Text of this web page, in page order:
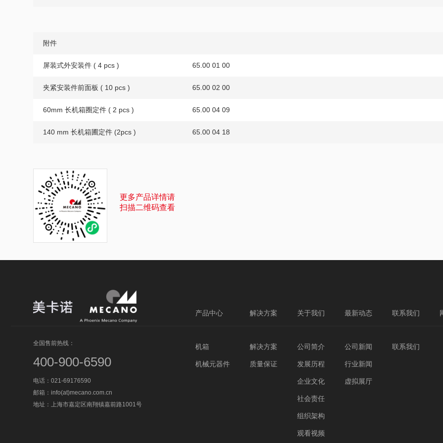
附件
屏装式外安装件 ( 4 pcs ) 65.00 01 00
夹紧安装件前面板 ( 10 pcs ) 65.00 02 00
60mm 长机箱圈定件 ( 2 pcs ) 65.00 04 09
140 mm 长机箱圃定件 (2pcs ) 65.00 04 18
更多产品详情请
扫描二维码查看
全国售前热线：
400-900-6590
电话：021-69176590
邮箱：info(at)mecano.com.cn
地址：上海市嘉定区南翔镇嘉前路1001号
产品中心
机箱
机械元器件
解决方案
解决方案
质量保证
关于我们
公司简介
发展历程
企业文化
社会责任
组织架构
观看视频
最新动态
公司新闻
行业新闻
虚拟展厅
联系我们
联系我们